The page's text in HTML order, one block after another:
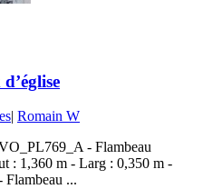
| Romain W
- Flambeau
: 1,360 m - Larg : 0,350 m -
...